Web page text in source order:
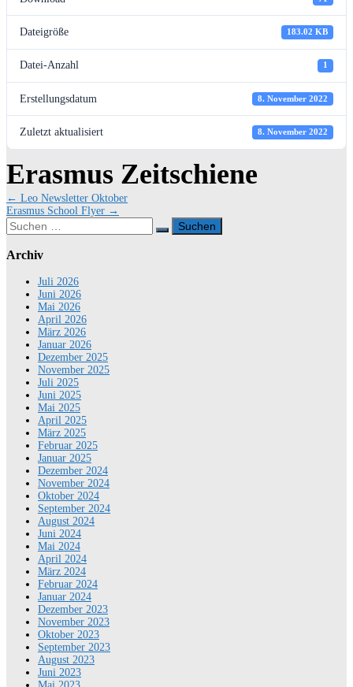
Dateigröße 183.02 KB
Datei-Anzahl 1
Erstellungsdatum 8. November 2022
Zuletzt aktualisiert 8. November 2022
Erasmus Zeitschiene
Beitragsnavigation
← Leo Newsletter Oktober
Erasmus School Flyer →
Suchen
nach:
Archiv
Juli 2026
Juni 2026
Mai 2026
April 2026
März 2026
Januar 2026
Dezember 2025
November 2025
Juli 2025
Juni 2025
Mai 2025
April 2025
März 2025
Februar 2025
Januar 2025
Dezember 2024
November 2024
Oktober 2024
September 2024
August 2024
Juni 2024
Mai 2024
April 2024
März 2024
Februar 2024
Januar 2024
Dezember 2023
November 2023
Oktober 2023
September 2023
August 2023
Juni 2023